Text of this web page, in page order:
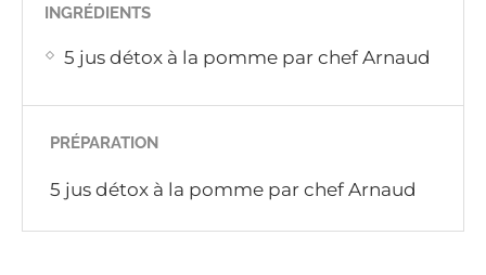
INGRÉDIENTS
5 jus détox à la pomme par chef Arnaud
PRÉPARATION
5 jus détox à la pomme par chef Arnaud